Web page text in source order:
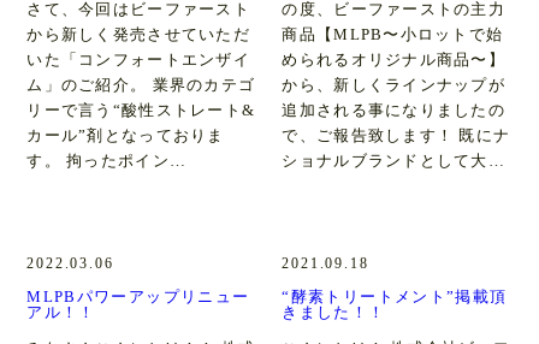
さて、今回はビーファースト
から新しく発売させていただ
いた「コンフォートエンザイ
ム」のご紹介。 業界のカテゴ
リーで言う“酸性ストレート&
カール”剤となっておりま
す。 拘ったポイン…
の度、ビーファーストの主力
商品【MLPB〜小ロットで始
められるオリジナル商品〜】
から、新しくラインナップが
追加される事になりましたの
で、ご報告致します！ 既にナ
ショナルブランドとして大…
2022.03.06
MLPBパワーアップリニュー
アル！！
2021.09.18
“酵素トリートメント”掲載頂
きました！！